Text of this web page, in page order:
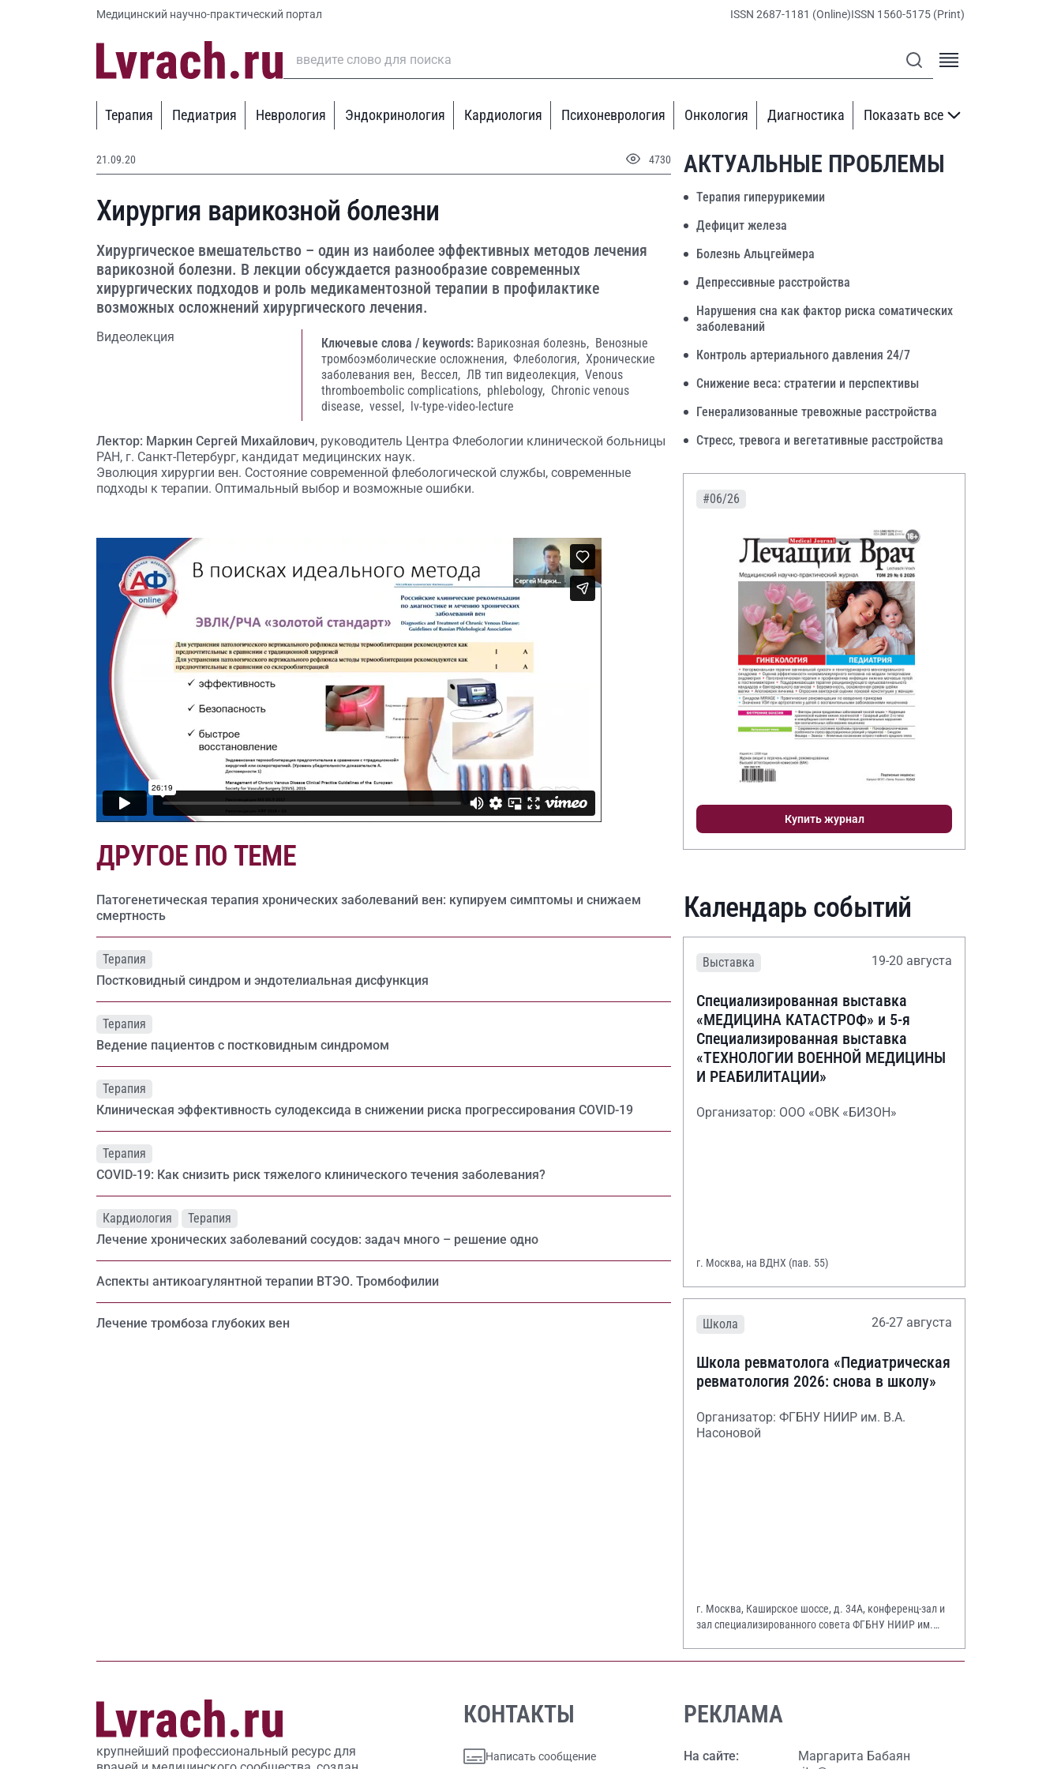
Медицинский научно-практический портал ISSN 2687-1181 (Online)ISSN 1560-5175 (Print)
Терапия Педиатрия Неврология Эндокринология Кардиология Психоневрология Онкология Диагностика Показать все
21.09.20 4730
Хирургия варикозной болезни
Хирургическое вмешательство – один из наиболее эффективных методов лечения
варикозной болезни. В лекции обсуждается разнообразие современных
хирургических подходов и роль медикаментозной терапии в профилактике
возможных осложнений хирургического лечения.
Видеолекция Ключевые слова / keywords: Варикозная болезнь, Венозные
тромбоэмболические осложнения, Флебология, Хронические
заболевания вен, Вессел, ЛВ тип видеолекция, Venous
thromboembolic complications, phlebology, Chronic venous
disease, vessel, lv-type-video-lecture
Лектор: Маркин Сергей Михайлович, руководитель Центра Флебологии клинической больницы
РАН, г. Санкт-Петербург, кандидат медицинских наук.
Эволюция хирургии вен. Состояние современной флебологической службы, современные
подходы к терапии. Оптимальный выбор и возможные ошибки.
ДРУГОЕ ПО ТЕМЕ
Патогенетическая терапия хронических заболеваний вен: купируем симптомы и снижаем
смертность
Терапия
Постковидный синдром и эндотелиальная дисфункция
Терапия
Ведение пациентов с постковидным синдромом
Терапия
Клиническая эффективность сулодексида в снижении риска прогрессирования COVID-19
Терапия
COVID-19: Как снизить риск тяжелого клинического течения заболевания?
Кардиология
Терапия
Лечение хронических заболеваний сосудов: задач много – решение одно
Аспекты антикоагулянтной терапии ВТЭО. Тромбофилии
Лечение тромбоза глубоких вен
АКТУАЛЬНЫЕ ПРОБЛЕМЫ
Терапия гиперурикемии
Дефицит железа
Болезнь Альцгеймера
Депрессивные расстройства
Нарушения сна как фактор риска соматических
заболеваний
Контроль артериального давления 24/7
Снижение веса: стратегии и перспективы
Генерализованные тревожные расстройства
Стресс, тревога и вегетативные расстройства
#06/26
Купить журнал
Календарь событий
Выставка 19-20 августа
Специализированная выставка
«МЕДИЦИНА КАТАСТРОФ» и 5-я
Специализированная выставка
«ТЕХНОЛОГИИ ВОЕННОЙ МЕДИЦИНЫ
И РЕАБИЛИТАЦИИ»
Организатор: ООО «ОВК «БИЗОН»
г. Москва, на ВДНХ (пав. 55)
Школа 26-27 августа
Школа ревматолога «Педиатрическая
ревматология 2026: снова в школу»
Организатор: ФГБНУ НИИР им. В.А.
Насоновой
г. Москва, Каширское шоссе, д. 34А, конференц-зал и
зал специализированного совета ФГБНУ НИИР им.
крупнейший профессиональный ресурс для
КОНТАКТЫ
Написать сообщение
РЕКЛАМА
На сайте:
Маргарита Бабаян